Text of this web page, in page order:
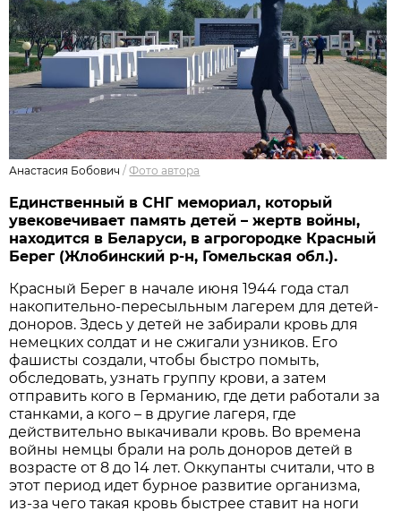
Анастасия Бобович /Фото автора
Единственный в СНГ мемориал, который
увековечивает память детей – жертв войны,
находится в Беларуси, в агрогородке Красный
Берег (Жлобинский р-н, Гомельская обл.).
Красный Берег в начале июня 1944 года стал
накопительно-пересыльным лагерем для детей-
доноров. Здесь у детей не забирали кровь для
немецких солдат и не сжигали узников. Его
фашисты создали, чтобы быстро помыть,
обследовать, узнать группу крови, а затем
отправить кого в Германию, где дети работали за
станками, а кого – в другие лагеря, где
действительно выкачивали кровь. Во времена
войны немцы брали на роль доноров детей в
возрасте от 8 до 14 лет. Оккупанты считали, что в
этот период идет бурное развитие организма,
из-за чего такая кровь быстрее ставит на ноги